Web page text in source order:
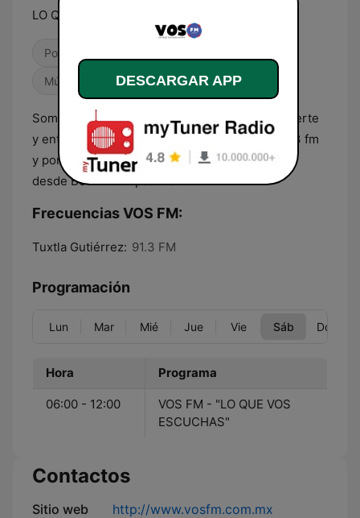
LO QUE VOS ESCUCHAS
Pop / Top 40
Músicas del mundo
Somos una estación de radio que informa, divierte
y entretiene, escúchanos por la frecuencia 91.3 fm
y por nuestra pagina web www.vosfm.com.mx
desde Bochil Chiapas México.
Frecuencias VOS FM:
Tuxtla Gutiérrez: 91.3 FM
Programación
Lun Mar Mié Jue Vie Sáb Dom
Hora Programa
06:00 - 12:00
VOS FM - "LO QUE VOS
ESCUCHAS"
Contactos
Sitio web
http://www.vosfm.com.mx
DESCARGAR APP